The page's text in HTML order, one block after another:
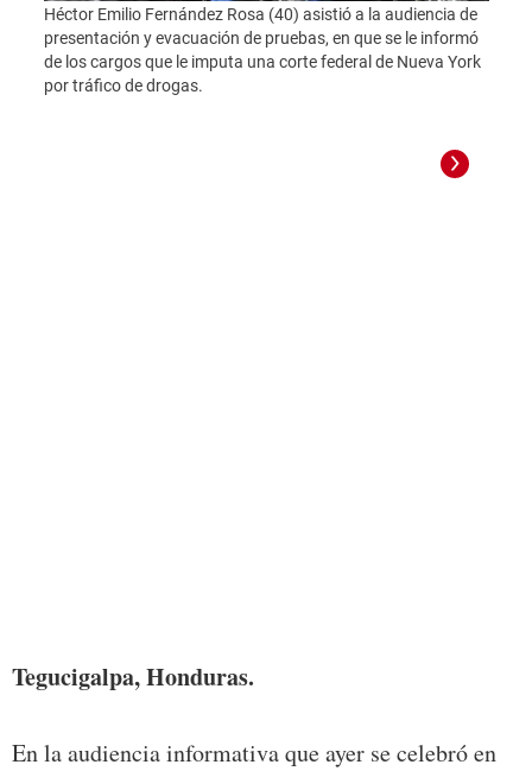
Héctor Emilio Fernández Rosa (40) asistió a la audiencia de
presentación y evacuación de pruebas, en que se le informó
de los cargos que le imputa una corte federal de Nueva York
por tráfico de drogas.
Tegucigalpa, Honduras.
En la audiencia informativa que ayer se celebró en